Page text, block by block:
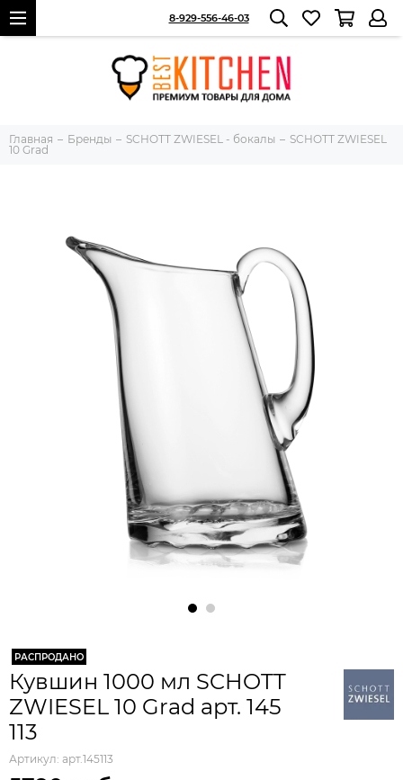
8-929-556-46-03
Главная Бренды SCHOTT ZWIESEL - бокалы
SCHOTT ZWIESEL
10 Grad
РАСПРОДАНО
Кувшин 1000 мл SCHOTT
ZWIESEL 10 Grad арт. 145
113
Артикул: арт.145113